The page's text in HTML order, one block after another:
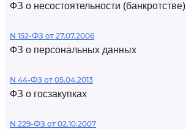
ФЗ о несостоятельности (банкротстве)
N 152-ФЗ от 27.07.2006
ФЗ о персональных данных
N 44-ФЗ от 05.04.2013
ФЗ о госзакупках
N 229-ФЗ от 02.10.2007